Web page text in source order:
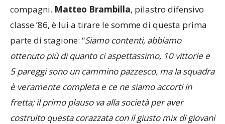
compagni. Matteo Brambilla, pilastro difensivo
classe ’86, è lui a tirare le somme di questa prima
parte di stagione: “Siamo contenti, abbiamo
ottenuto più di quanto ci aspettassimo, 10 vittorie e
5 pareggi sono un cammino pazzesco, ma la squadra
è veramente completa e ce ne siamo accorti in
fretta; il primo plauso va alla società per aver
costruito questa corazzata con il giusto mix di giovani